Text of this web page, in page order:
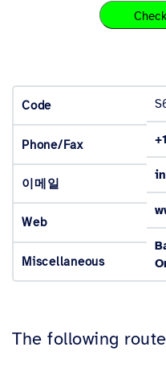
Code
Phone/Fax
이메일
Web
Miscellaneous
The following